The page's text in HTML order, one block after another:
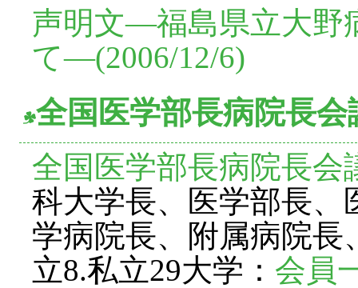
声明文―福島県立大野
て―(2006/12/6)
全国医学部長病院長会
全国医学部長病院長会
科大学長、医学部長、
学病院長、附属病院長
立8.私立29大学： 会員